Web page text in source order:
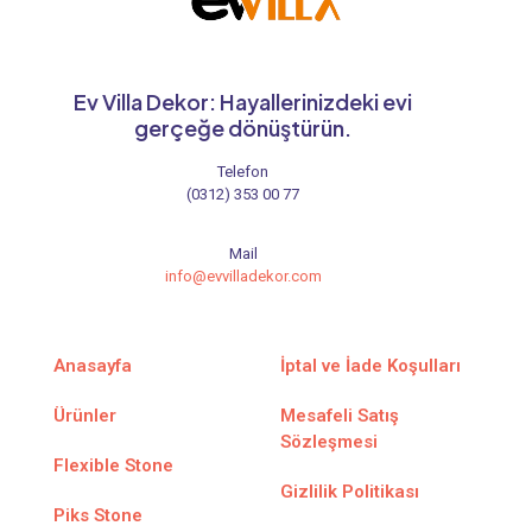
Ev Villa Dekor: Hayallerinizdeki evi
gerçeğe dönüştürün.
Telefon
(0312) 353 00 77
Mail
info@evvilladekor.com
Anasayfa
Ürünler
Flexible Stone
Piks Stone
İptal ve İade Koşulları
Mesafeli Satış
Sözleşmesi
Gizlilik Politikası